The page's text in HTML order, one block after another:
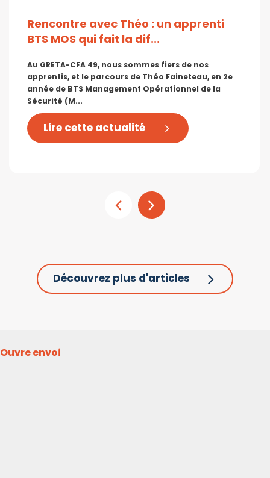
Rencontre avec Théo : un apprenti
BTS MOS qui fait la dif...
Au GRETA-CFA 49, nous sommes fiers de nos
apprentis, et le parcours de Théo Faineteau, en 2e
année de BTS Management Opérationnel de la
Sécurité (M...
Lire cette actualité
Découvrez plus d'articles
Ouvre envoi